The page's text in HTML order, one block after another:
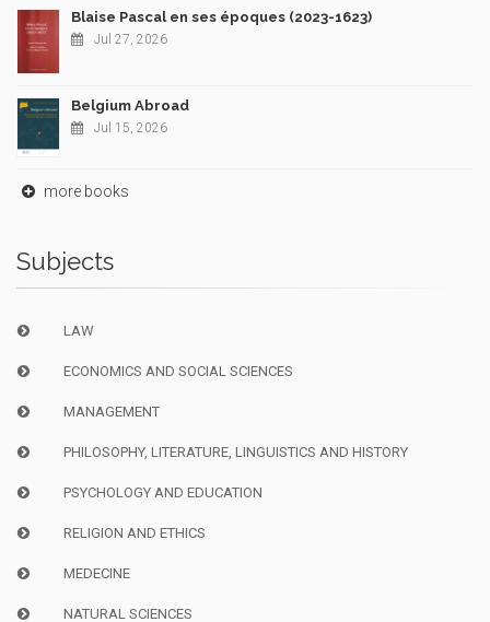
Blaise Pascal en ses époques (2023-1623)
Jul 27, 2026
Belgium Abroad
Jul 15, 2026
more books
Subjects
LAW
ECONOMICS AND SOCIAL SCIENCES
MANAGEMENT
PHILOSOPHY, LITERATURE, LINGUISTICS AND HISTORY
PSYCHOLOGY AND EDUCATION
RELIGION AND ETHICS
MEDECINE
NATURAL SCIENCES